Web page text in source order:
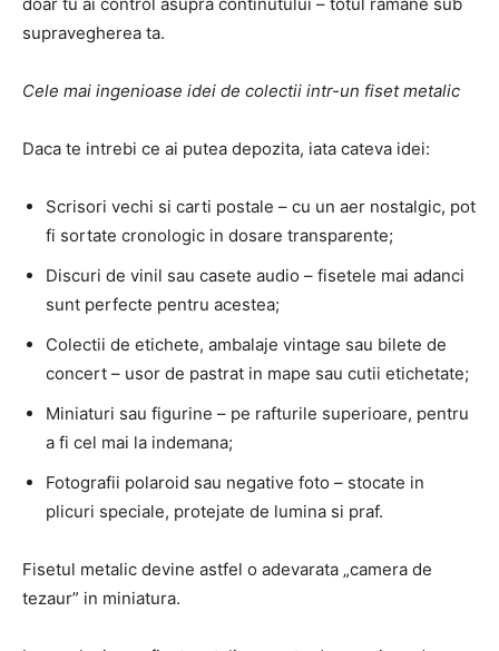
supravegherea ta.
Cele mai ingenioase idei de colectii intr-un fiset metalic
Daca te intrebi ce ai putea depozita, iata cateva idei:
Scrisori vechi si carti postale – cu un aer nostalgic, pot
fi sortate cronologic in dosare transparente;
Discuri de vinil sau casete audio – fisetele mai adanci
sunt perfecte pentru acestea;
Colectii de etichete, ambalaje vintage sau bilete de
concert – usor de pastrat in mape sau cutii etichetate;
Miniaturi sau figurine – pe rafturile superioare, pentru
a fi cel mai la indemana;
Fotografii polaroid sau negative foto – stocate in
plicuri speciale, protejate de lumina si praf.
Fisetul metalic devine astfel o adevarata „camera de
tezaur” in miniatura.